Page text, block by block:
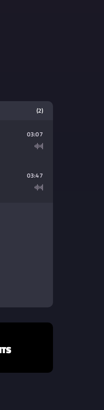
(2)
03:07
03:47